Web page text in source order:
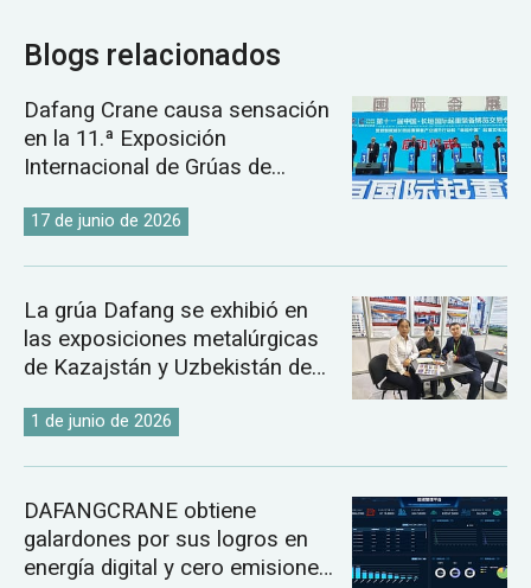
Blogs relacionados
Dafang Crane causa sensación
en la 11.ª Exposición
Internacional de Grúas de
17 de junio de 2026
La grúa Dafang se exhibió en
las exposiciones metalúrgicas
de Kazajstán y Uzbekistán de
1 de junio de 2026
DAFANGCRANE obtiene
galardones por sus logros en
energía digital y cero emisiones